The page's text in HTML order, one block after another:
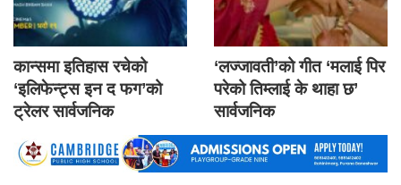
कान्समा इतिहास रचेको
‘इलिफेन्ट्स इन द फग’को
ट्रेलर सार्वजनिक
‘लज्जावती’को गीत ‘मलाई पिर
परेको तिम्लाई के थाहा छ’
सार्वजनिक